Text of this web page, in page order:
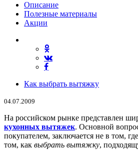
Описание
Полезные материалы
Акции
Как выбрать вытяжку
04.07.2009
На российском рынке представлен
кухонных вытяжек. Основной
покупателем, заключается не в том, где
том, как выбрать вытяжку,